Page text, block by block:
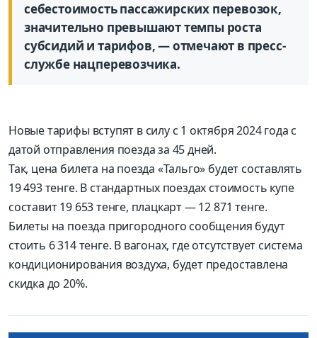
себестоимость пассажирских перевозок,
значительно превышают темпы роста
субсидий и тарифов, — отмечают в пресс-
службе нацперевозчика.
Новые тарифы вступят в силу с 1 октября 2024 года с
датой отправления поезда за 45 дней.
Так, цена билета на поезда «Тальго» будет составлять
19 493 тенге. В стандартных поездах стоимость купе
составит 19 653 тенге, плацкарт — 12 871 тенге.
Билеты на поезда пригородного сообщения будут
стоить 6 314 тенге. В вагонах, где отсутствует система
кондиционирования воздуха, будет предоставлена
скидка до 20%.